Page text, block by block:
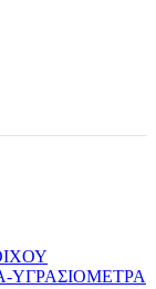
ΥΓΡΑΣΙΟΜΕΤΡΑ